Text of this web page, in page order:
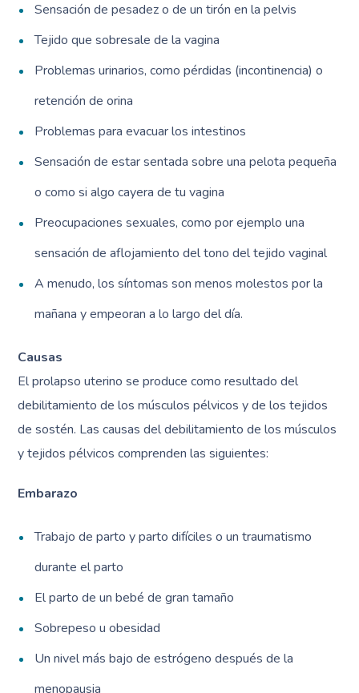
Sensación de pesadez o de un tirón en la pelvis
Tejido que sobresale de la vagina
Problemas urinarios, como pérdidas (incontinencia) o
retención de orina
Problemas para evacuar los intestinos
Sensación de estar sentada sobre una pelota pequeña
o como si algo cayera de tu vagina
Preocupaciones sexuales, como por ejemplo una
sensación de aflojamiento del tono del tejido vaginal
A menudo, los síntomas son menos molestos por la
mañana y empeoran a lo largo del día.
Causas
El prolapso uterino se produce como resultado del
debilitamiento de los músculos pélvicos y de los tejidos
de sostén. Las causas del debilitamiento de los músculos
y tejidos pélvicos comprenden las siguientes:
Embarazo
Trabajo de parto y parto difíciles o un traumatismo
durante el parto
El parto de un bebé de gran tamaño
Sobrepeso u obesidad
Un nivel más bajo de estrógeno después de la
menopausia